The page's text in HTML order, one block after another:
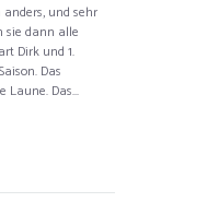
und sehr
sie dann alle
Dirk und 1.
Das
Laune. Das...